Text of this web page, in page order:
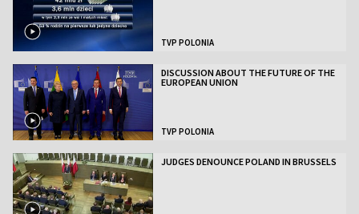
TVP POLONIA
DISCUSSION ABOUT THE FUTURE OF THE
EUROPEAN UNION
TVP POLONIA
JUDGES DENOUNCE POLAND IN BRUSSELS